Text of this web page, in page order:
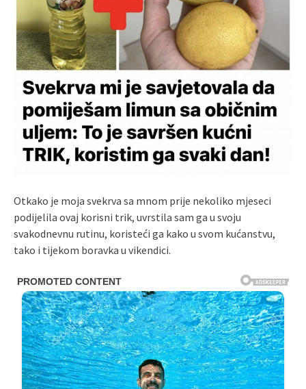
Otkako je moja svekrva sa mnom prije nekoliko mjeseci
podijelila ovaj korisni trik, uvrstila sam ga u svoju
svakodnevnu rutinu, koristeći ga kako u svom kućanstvu,
tako i tijekom boravka u vikendici.